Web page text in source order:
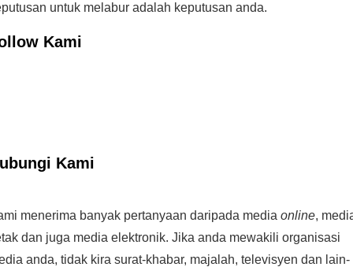
untuk melabur adalah keputusan anda.
Kami
Kami
menerima banyak pertanyaan daripada media online,
dan juga media elektronik. Jika anda mewakili organisasi
anda, tidak kira surat-khabar, majalah, televisyen dan lain-